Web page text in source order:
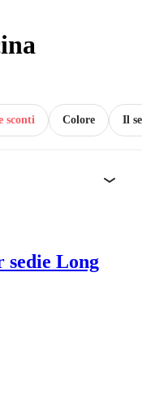
sconti Colore Il
sedie Long